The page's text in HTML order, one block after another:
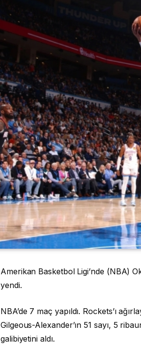
Amerikan Basketbol Ligi’nde (NBA)
yendi.
NBA’de 7 maç yapıldı. Rockets’ı
Gilgeous-Alexander’ın 51 sayı, 5
galibiyetini aldı.